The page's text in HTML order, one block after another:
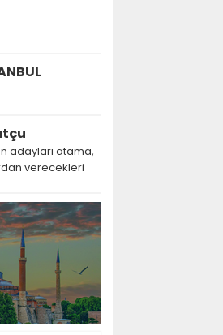
adayları atama,
verecekleri